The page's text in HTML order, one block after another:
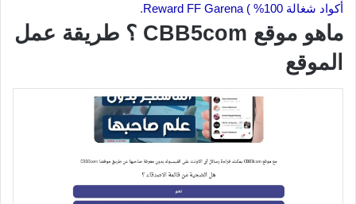
أكواد شغالة 100% ) Reward FF Garena
.
ماهو موقع CBB5com ؟ طريقة عمل
الموقع